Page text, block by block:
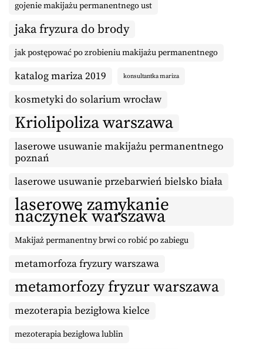
gojenie makijażu permanentnego ust
jaka fryzura do brody
jak postępować po zrobieniu makijażu permanentnego
katalog mariza 2019 konsultantka mariza
kosmetyki do solarium wrocław
Kriolipoliza warszawa
laserowe usuwanie makijażu permanentnego
poznań
laserowe usuwanie przebarwień bielsko biała
laserowe zamykanie
naczynek warszawa
Makijaż permanentny brwi co robić po zabiegu
metamorfoza fryzury warszawa
metamorfozy fryzur warszawa
mezoterapia bezigłowa kielce
mezoterapia bezigłowa lublin